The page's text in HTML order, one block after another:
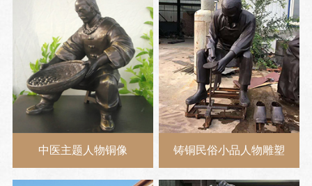
中医主题人物铜像 铸铜民俗小品人物雕塑